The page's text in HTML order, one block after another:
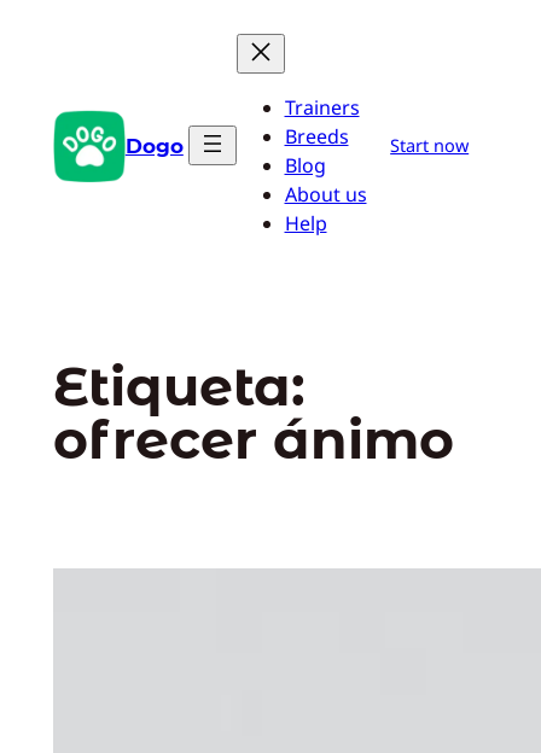
Dogo
Trainers
Breeds
Blog
About us
Help
Start now
Etiqueta:
ofrecer ánimo